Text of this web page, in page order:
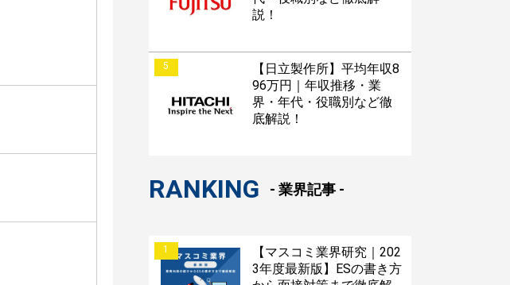
説！
5
【日立製作所】平均年収8
96万円｜年収推移・業
界・年代・役職別など徹
底解説！
RANKING - 業界記事 -
1
【マスコミ業界研究｜202
3年度最新版】ESの書き方